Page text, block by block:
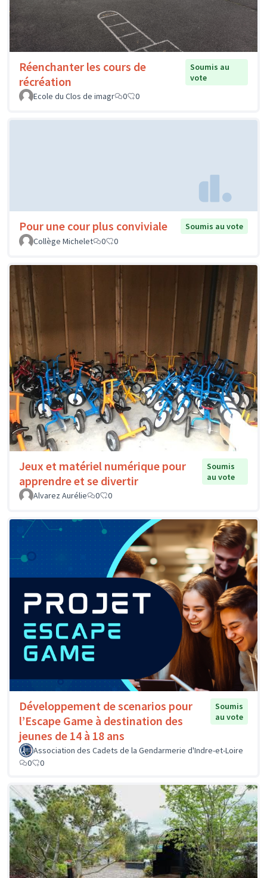
Réenchanter les cours de
récréation
Soumis au
vote
Ecole du Clos de imagr
0 0
Pour une cour plus conviviale
Soumis au vote
Collège Michelet
0 0
Jeux et matériel numérique pour
apprendre et se divertir
Soumis
au vote
Alvarez Aurélie
0 0
Développement de scenarios pour
l’Escape Game à destination des
jeunes de 14 à 18 ans
Soumis
au vote
Association des Cadets de la Gendarmerie d'Indre-et-Loire
0
0